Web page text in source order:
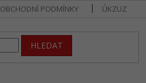
OBCHODNÍ PODMÍNKY ÚKZUZ
HLEDAT